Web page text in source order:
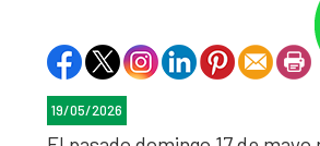
19/05/2026